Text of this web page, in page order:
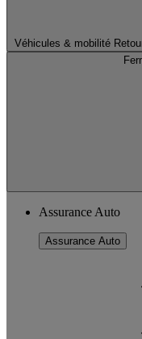
Véhicules & mobilité
Assurance Auto
Assurance Auto